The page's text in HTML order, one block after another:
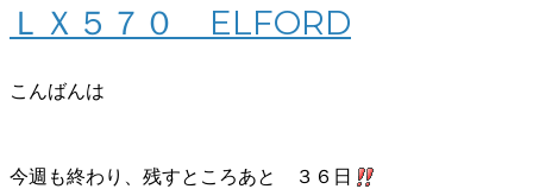
ＬＸ５７０ ELFORD
こんばんは
今週も終わり、残すところあと ３６日